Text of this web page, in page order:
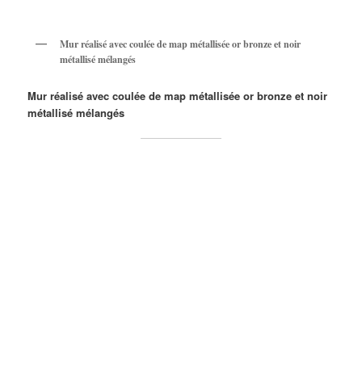
Mur réalisé avec coulée de map métallisée or bronze et noir
métallisé mélangés
Mur réalisé avec coulée de map métallisée or bronze et noir
métallisé mélangés